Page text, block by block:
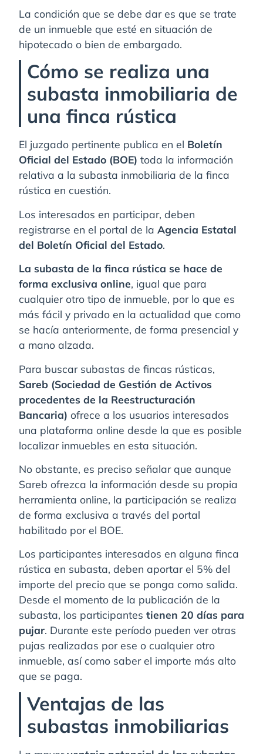
La condición que se debe dar es que se trate
de un inmueble que esté en situación de
hipotecado o bien de embargado.
Cómo se realiza una
subasta inmobiliaria de
una finca rústica
El juzgado pertinente publica en el Boletín
Oficial del Estado (BOE) toda la información
relativa a la subasta inmobiliaria de la finca
rústica en cuestión.
Los interesados en participar, deben
registrarse en el portal de la Agencia Estatal
del Boletín Oficial del Estado.
La subasta de la finca rústica se hace de
forma exclusiva online, igual que para
cualquier otro tipo de inmueble, por lo que es
más fácil y privado en la actualidad que como
se hacía anteriormente, de forma presencial y
a mano alzada.
Para buscar subastas de fincas rústicas,
Sareb (Sociedad de Gestión de Activos
procedentes de la Reestructuración
Bancaria) ofrece a los usuarios interesados
una plataforma online desde la que es posible
localizar inmuebles en esta situación.
No obstante, es preciso señalar que aunque
Sareb ofrezca la información desde su propia
herramienta online, la participación se realiza
de forma exclusiva a través del portal
habilitado por el BOE.
Los participantes interesados en alguna finca
rústica en subasta, deben aportar el 5% del
importe del precio que se ponga como salida.
Desde el momento de la publicación de la
subasta, los participantes tienen 20 días para
pujar. Durante este período pueden ver otras
pujas realizadas por ese o cualquier otro
inmueble, así como saber el importe más alto
que se paga.
Ventajas de las
subastas inmobiliarias